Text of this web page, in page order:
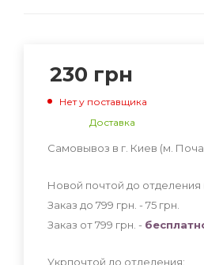
230 грн
Нет у поставщика
Доставка
Самовывоз в г. Киев (м.
Новой почтой до отделения
Заказ до 799 грн. - 75 грн
Заказ от 799 грн. -
Укрпочтой до отделения: